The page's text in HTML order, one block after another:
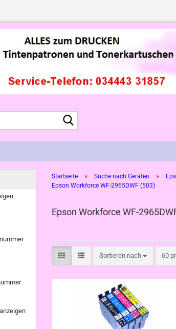
Startseite » Suche nach Geräten »
Epson Workforce WF-2965DWF (503)
Epson Workforce WF-
Sortieren nach
Sortieren nach 60
pro